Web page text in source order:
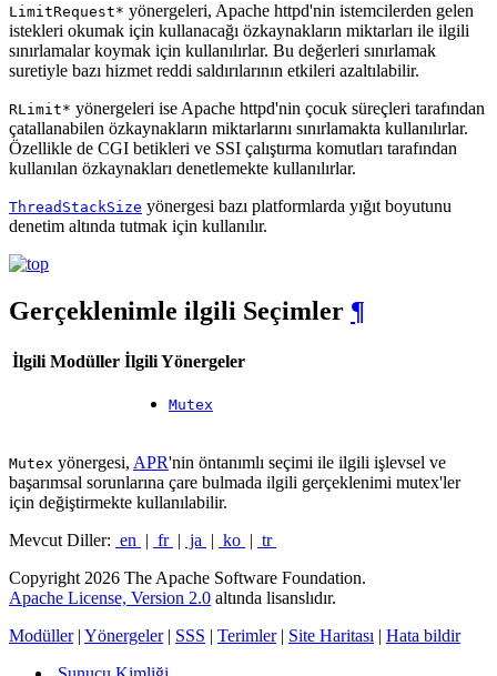
LimitRequest* yönergeleri, Apache httpd'nin istemcilerden gelen
istekleri okumak için kullanacağı özkaynakların miktarları ile ilgili
sınırlamalar koymak için kullanılırlar. Bu değerleri sınırlamak
suretiyle bazı hizmet reddi saldırılarının etkileri azaltılabilir.
RLimit* yönergeleri ise Apache httpd'nin çocuk süreçleri tarafından
çatallanabilen özkaynakların miktarlarını sınırlamakta kullanılırlar.
Özellikle de CGI betikleri ve SSI çalıştırma komutları tarafından
kullanılan özkaynakları denetlemekte kullanılırlar.
ThreadStackSize yönergesi bazı platformlarda yığıt boyutunu
denetim altında tutmak için kullanılır.
Gerçeklenimle ilgili Seçimler ¶
İlgili Modüller İlgili Yönergeler
Mutex
Mutex yönergesi, APR'nin öntanımlı seçimi ile ilgili işlevsel ve
başarımsal sorunlarına çare bulmada ilgili gerçeklenimi mutex'ler
için değiştirmekte kullanılabilir.
Mevcut Diller: en | fr | ja | ko | tr
Copyright 2026 The Apache Software Foundation.
Apache License, Version 2.0 altında lisanslıdır.
Modüller| Yönergeler| SSS | Terimler| Site Haritası | Hata bildir